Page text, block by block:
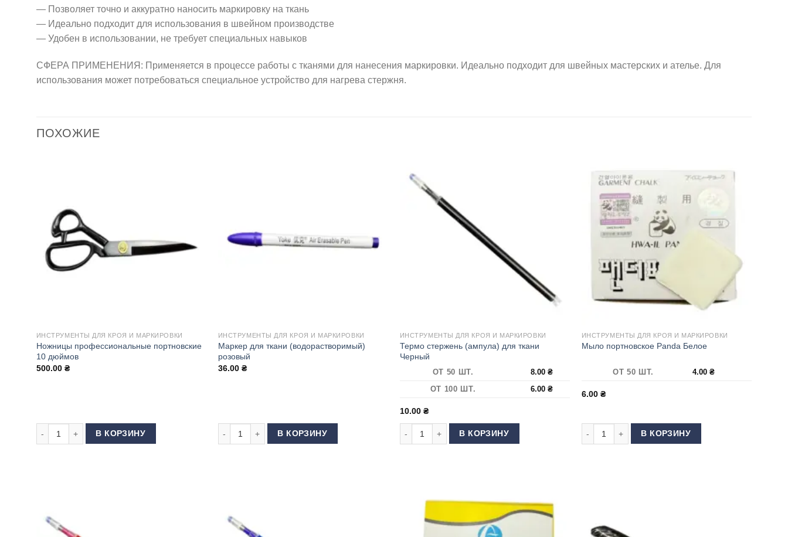
— Позволяет точно и аккуратно наносить маркировку на ткань
— Идеально подходит для использования в швейном производстве
— Удобен в использовании, не требует специальных навыков
СФЕРА ПРИМЕНЕНИЯ: Применяется в процессе работы с тканями для нанесения маркировки. Идеально подходит для швейных мастерских и ателье. Для
использования может потребоваться специальное устройство для нагрева стержня.
ПОХОЖИЕ
ИНСТРУМЕНТЫ ДЛЯ КРОЯ И МАРКИРОВКИ
Ножницы профессиональные портновские
10 дюймов
500.00 ₴
Количество товара Ножницы профессиональные портновские 10 дюймов
В КОРЗИНУ
ИНСТРУМЕНТЫ ДЛЯ КРОЯ И МАРКИРОВКИ
Маркер для ткани (водорастворимый)
розовый
36.00 ₴
Количество товара Маркер для ткани (водорастворимый) розовый
В КОРЗИНУ
ИНСТРУМЕНТЫ ДЛЯ КРОЯ И МАРКИРОВКИ
Термо стержень (ампула) для ткани
Черный
ОТ 50 ШТ. 8.00₴
ОТ 100 ШТ.
6.00₴
10.00 ₴
Количество товара Термо стержень (ампула) для ткани Черный
В КОРЗИНУ
ИНСТРУМЕНТЫ ДЛЯ КРОЯ И МАРКИРОВКИ
Мыло портновское Panda Белое
ОТ 50 ШТ. 4.00₴
6.00 ₴
Количество товара Мыло портновское Panda Белое
В КОРЗИНУ